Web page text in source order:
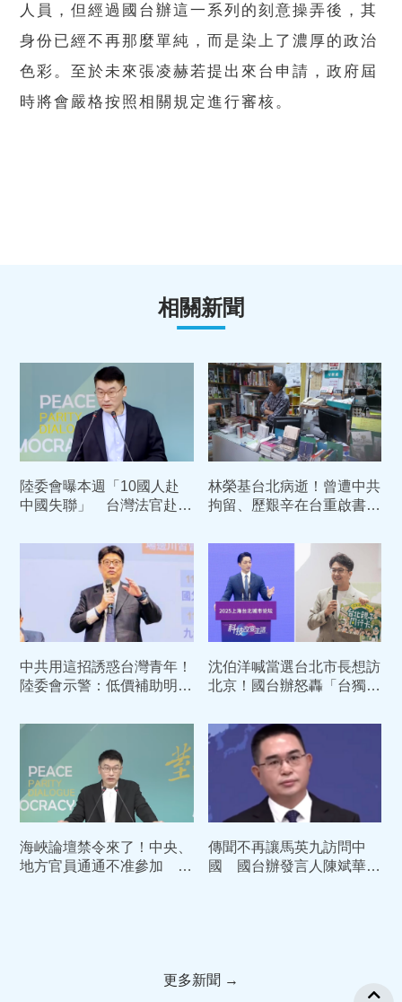
人員，但經過國台辦這一系列的刻意操弄後，其
身份已經不再那麼單純，而是染上了濃厚的政治
色彩。至於未來張凌赫若提出來台申請，政府屆
時將會嚴格按照相關規定進行審核。
相關新聞
陸委會曝本週「10國人赴
中國失聯」 台灣法官赴陸
林榮基台北病逝！曾遭中共
拘留、歷艱辛在台重啟書
中共用這招誘惑台灣青年！
陸委會示警：低價補助明顯
沈伯洋喊當選台北市長想訪
北京！國台辦怒轟「台獨份
應了
海峽論壇禁令來了！中央、
地方官員通通不准參加 饒
傳聞不再讓馬英九訪問中
國 國台辦發言人陳斌華：
更多新聞 →